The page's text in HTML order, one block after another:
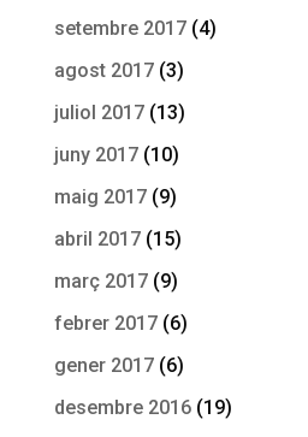
setembre 2017(4)
agost 2017(3)
juliol 2017(13)
juny 2017(10)
maig 2017(9)
abril 2017(15)
març 2017(9)
febrer 2017(6)
gener 2017(6)
desembre 2016(19)